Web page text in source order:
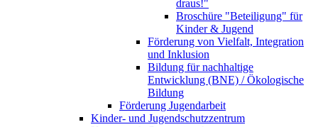
draus!"
Broschüre "Beteiligung" für
Kinder & Jugend
Förderung von Vielfalt, Integration
und Inklusion
Bildung für nachhaltige
Entwicklung (BNE) / Ökologische
Bildung
Förderung Jugendarbeit
Kinder- und Jugendschutzzentrum